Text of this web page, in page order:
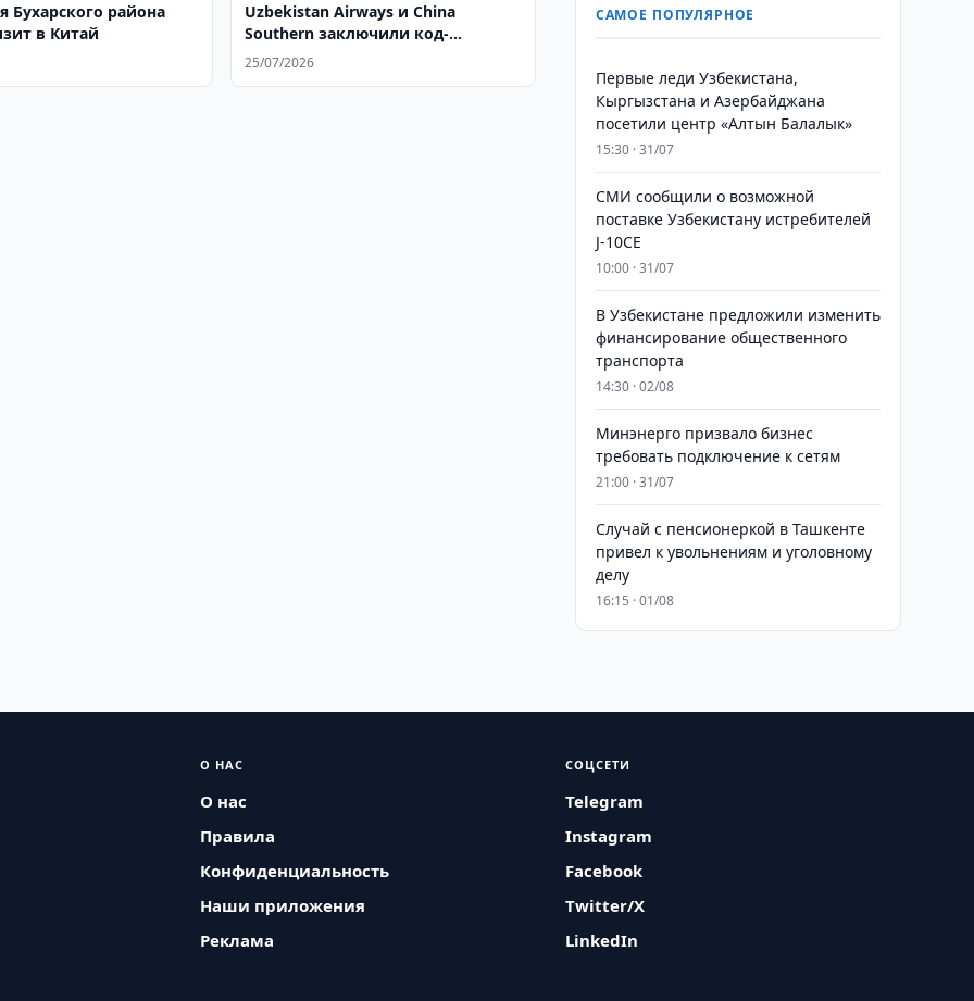
Бухарского района
в Китай
Uzbekistan Airways и China
Southern заключили код-
шеринговое соглашение
25/07/2026
САМОЕ ПОПУЛЯРНОЕ
Первые леди Узбекистана,
Кыргызстана и Азербайджана
посетили центр «Алтын Балалык»
15:30 · 31/07
СМИ сообщили о возможной
поставке Узбекистану истребителей
J-10CE
10:00 · 31/07
В Узбекистане предложили изменить
финансирование общественного
транспорта
14:30 · 02/08
Минэнерго призвало бизнес
требовать подключение к сетям
21:00 · 31/07
Случай с пенсионеркой в Ташкенте
привел к увольнениям и уголовному
делу
16:15 · 01/08
О НАС
О нас
Правила
Конфиденциальность
Наши приложения
Реклама
СОЦСЕТИ
Telegram
Instagram
Facebook
Twitter/X
LinkedIn